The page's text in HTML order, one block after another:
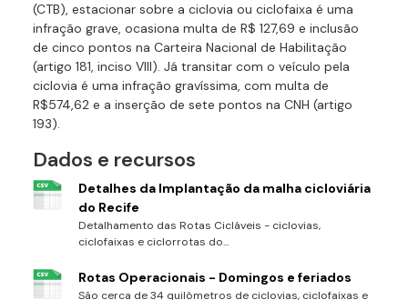
(CTB), estacionar sobre a ciclovia ou ciclofaixa é uma
infração grave, ocasiona multa de R$ 127,69 e inclusão
de cinco pontos na Carteira Nacional de Habilitação
(artigo 181, inciso VIII). Já transitar com o veículo pela
ciclovia é uma infração gravíssima, com multa de
R$574,62 e a inserção de sete pontos na CNH (artigo
193).
Dados e recursos
Detalhes da Implantação da malha cicloviária
do Recife
Detalhamento das Rotas Cicláveis - ciclovias,
ciclofaixas e ciclorrotas do...
Rotas Operacionais - Domingos e feriados
São cerca de 34 quilômetros de ciclovias, ciclofaixas e